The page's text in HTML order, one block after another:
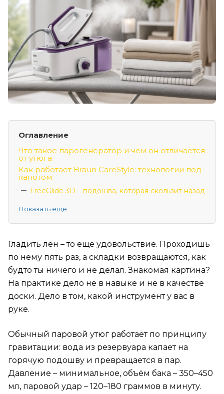
Оглавление
Что такое парогенератор и чем он отличается
от утюга
Как работает Braun CareStyle: технологии под
капотом
FreeGlide 3D – подошва, которая скользит назад
постоянного пара
DoubleSteam у CareStyle Compact – вдвое больше
пара в компактном корпусе
Режимы глажки: ECO, iCare, Turbo
Линейка Braun CareStyle: от компактного до
флагмана
Кому подходит парогенератор, а кому – нет
Типичные ошибки при выборе
Вертикальное отпаривание: бонус, который
меняет привычки
Безопасность и автоматика
Плюсы и минусы: очевидные и не очень
FAQ
Показать ещё
Гладить лён – то ещё удовольствие. Проходишь
по нему пять раз, а складки возвращаются, как
будто ты ничего и не делал. Знакомая картина?
На практике дело не в навыке и не в качестве
доски. Дело в том, какой инструмент у вас в
руке.
Обычный паровой утюг работает по принципу
гравитации: вода из резервуара капает на
горячую подошву и превращается в пар.
Давление – минимальное, объём бака – 350–450
мл, паровой удар – 120–180 граммов в минуту.